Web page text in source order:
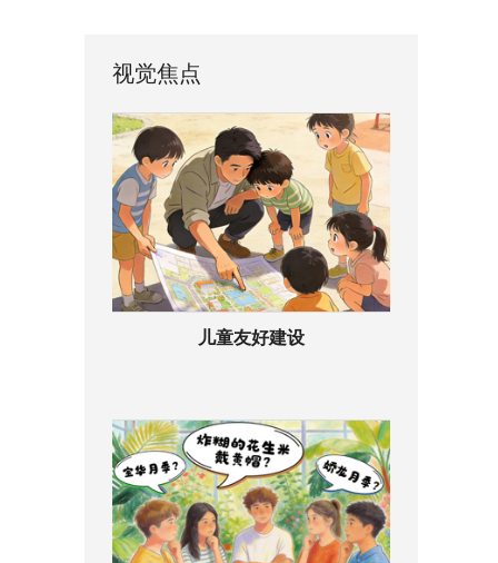
视觉焦点
儿童友好建设